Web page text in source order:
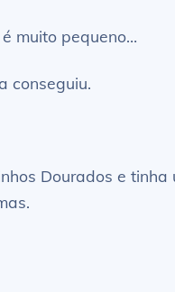
muito pequeno…
conseguiu.
Dourados e